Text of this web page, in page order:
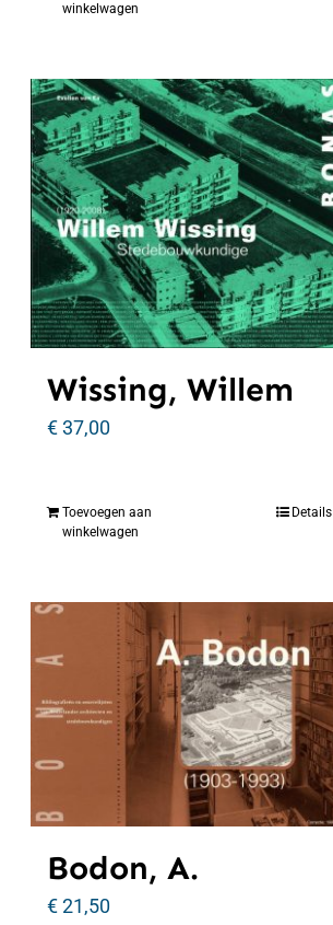
winkelwagen
Wissing, Willem
€37,00
Toevoegen aan
winkelwagen
Details
Bodon, A.
€21,50